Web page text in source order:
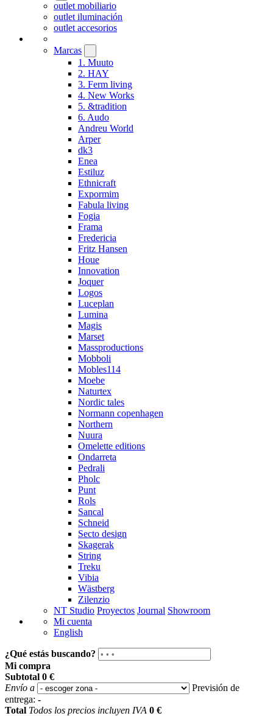
outlet mobiliario
outlet iluminación
outlet accesorios
Marcas
1. Muuto
2. HAY
3. Ferm living
4. New Works
5. &tradition
6. Audo
Andreu World
Arper
dk3
Enea
Estiluz
Ethnicraft
Expormim
Fabula living
Fogia
Frama
Fredericia
Fritz Hansen
Houe
Innovation
Joquer
Logos
Luceplan
Lumina
Magis
Marset
Massproductions
Mobboli
Mobles114
Moebe
Naturtex
Nordic tales
Normann copenhagen
Northern
Nuura
Omelette editions
Ondarreta
Pedrali
Pholc
Punt
Rols
Sancal
Schneid
Secto design
Skagerak
String
Treku
Vibia
Wästberg
Zilenzio
NT Studio Proyectos Journal Showroom
Mi cuenta
English
¿Qué estás buscando?
Mi compra
Subtotal 0 €
Envío a
Previsión de
entrega: -
Total Todos los precios incluyen IVA 0 €